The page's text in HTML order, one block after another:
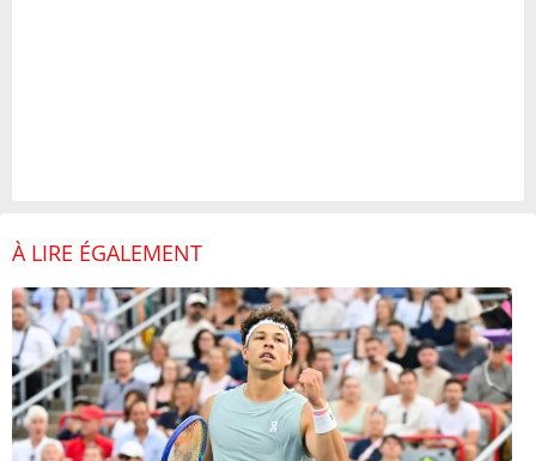
À LIRE ÉGALEMENT